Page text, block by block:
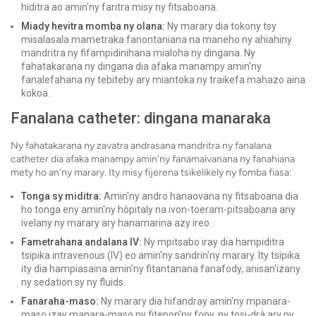
hiditra ao amin'ny faritra misy ny fitsaboana.
Miady hevitra momba ny olana: Ny marary dia tokony tsy
misalasala mametraka fanontaniana na maneho ny ahiahiny
mandritra ny fifampidinihana mialoha ny dingana. Ny
fahatakarana ny dingana dia afaka manampy amin'ny
fanalefahana ny tebiteby ary miantoka ny traikefa mahazo aina
kokoa.
Fanalana catheter: dingana manaraka
Ny fahatakarana ny zavatra andrasana mandritra ny fanalana
catheter dia afaka manampy amin'ny fanamaivanana ny fanahiana
mety ho an'ny marary. Ity misy fijerena tsikelikely ny fomba fiasa:
Tonga sy miditra: Amin'ny andro hanaovana ny fitsaboana dia
ho tonga eny amin'ny hôpitaly na ivon-toeram-pitsaboana any
ivelany ny marary ary hanamarina azy ireo.
Fametrahana andalana IV: Ny mpitsabo iray dia hampiditra
tsipika intravenous (IV) eo amin'ny sandrin'ny marary. Ity tsipika
ity dia hampiasaina amin'ny fitantanana fanafody, anisan'izany
ny sedation sy ny fluids.
Fanaraha-maso: Ny marary dia hifandray amin'ny mpanara-